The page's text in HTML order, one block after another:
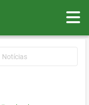
Notícias